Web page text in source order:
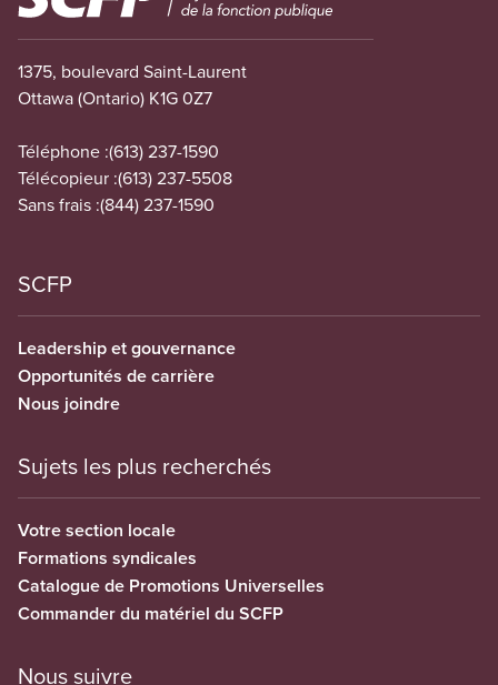
1375, boulevard Saint-Laurent
Ottawa (Ontario) K1G 0Z7
Téléphone :(613) 237-1590
Télécopieur :(613) 237-5508
Sans frais :(844) 237-1590
SCFP
Leadership et gouvernance
Opportunités de carrière
Nous joindre
Sujets les plus recherchés
Votre section locale
Formations syndicales
Catalogue de Promotions Universelles
Commander du matériel du SCFP
Nous suivre